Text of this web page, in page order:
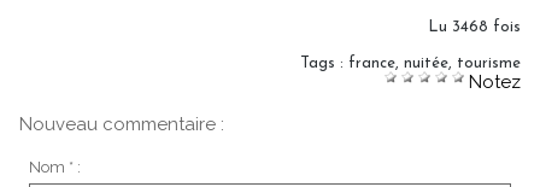
Lu 3468 fois
Tags : france, nuitée, tourisme
Notez
Nouveau commentaire :
Nom * :